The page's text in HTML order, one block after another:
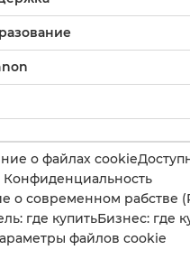
о файлах cookie
Конфиденциальность
о современном рабстве
где купитьБизнес: где
файлов cookie